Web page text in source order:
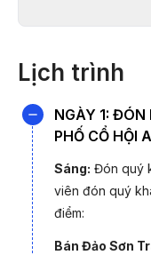
TạiĐà Nẵng- thành
yên bình hiếm có. Từ
Ngũ Hành Sơn linh
không gian ẩm thực
phải lòng từ lần đầu
Lịch trình
NGÀY 1:
PHỐ CỔ HỘI
Sáng: Đón quý
viên đón quý
điểm:
Bán Đảo Sơn